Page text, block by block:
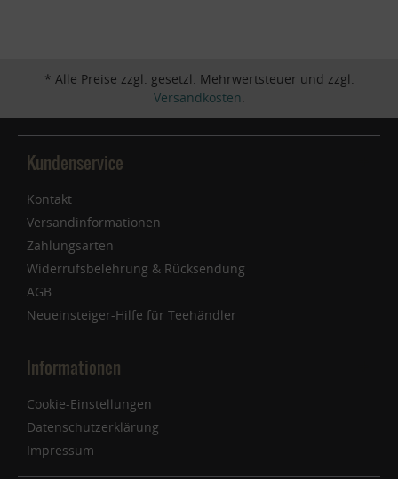
* Alle Preise zzgl. gesetzl. Mehrwertsteuer und zzgl.
Versandkosten.
Kundenservice
Kontakt
Versandinformationen
Zahlungsarten
Widerrufsbelehrung & Rücksendung
AGB
Neueinsteiger-Hilfe für Teehändler
Informationen
Cookie-Einstellungen
Datenschutzerklärung
Impressum